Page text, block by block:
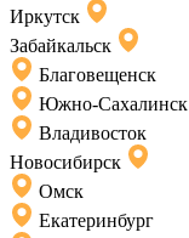
Иркутск
Забайкальск
Благовещенск
Южно-Сахалинск
Владивосток
Новосибирск
Омск
Екатеринбург